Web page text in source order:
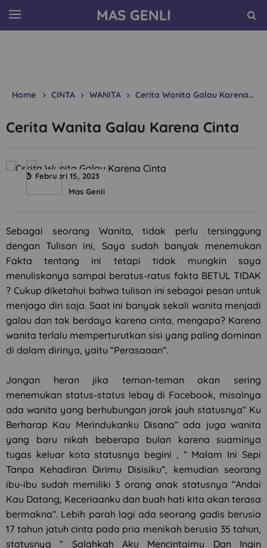
MAS GENLI
Home CINTA WANITA Cerita Wanita Galau Karena Cinta
Cerita Wanita Galau Karena Cinta
Mas Genli
Februari 15, 2023
Sebagai seorang Wanita, tidak perlu tersinggung
dengan Tulisan ini, Saya sudah banyak menemukan
Fakta tentang ini tetapi tidak mungkin saya
menuliskanya sampai beratus-ratus fakta BETUL TIDAK
? Cukup diketahui bahwa tulisan ini sebagai pesan untuk
menjaga diri saja. Saat ini banyak sekali wanita menjadi
galau dan tak berdaya karena cinta, mengapa? Karena
wanita terlalu memperturutkan sisi yang paling dominan
di dalam dirinya, yaitu “Perasaaan”.
Jangan heran jika teman-teman akan sering
menemukan status-status lebay di Facebook, misalnya
ada wanita yang berhubungan jarak jauh statusnya“ Ku
Berharap Kau Merindukanku Disana” ada juga wanita
yang baru nikah beberapa bulan karena suaminya
tugas keluar kota statusnya begini , “ Malam Ini Sepi
Tanpa Kehadiran Dirimu Disisiku”, kemudian seorang
ibu-ibu sudah memiliki 3 orang anak statusnya “Andai
Kau Datang, Keceriaanku dan buah hati kita akan terasa
bermakna”. Lebih parah lagi ada seorang gadis berusia
17 tahun jatuh cinta pada pria menikah berusia 35 tahun,
statusnya “ Salahkah Aku Mencintaimu Dan Ingin